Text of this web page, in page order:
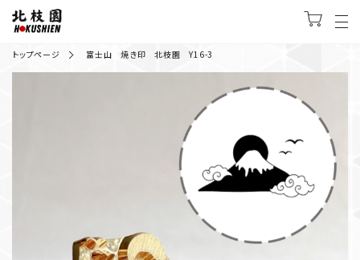
トップページ 富士山 焼き印 北枝園 Y16-3